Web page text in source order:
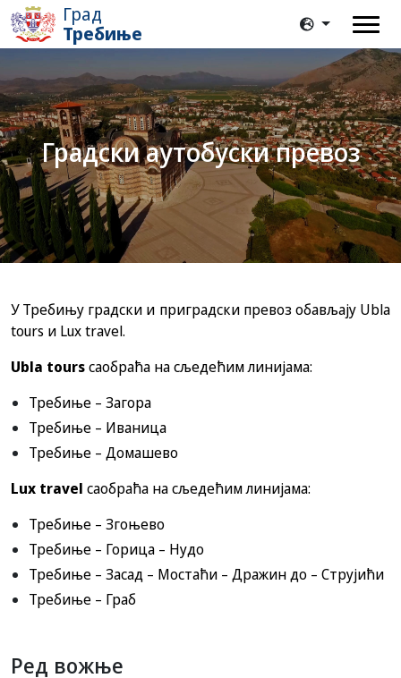
Град
Требиње
Градски аутобуски превоз
У Требињу градски и приградски превоз обављају Ubla
tours и Lux travel.
Ubla toursсаобраћа на сљедећим линијама:
Требиње – Загора
Требиње – Иваница
Требиње – Домашево
Lux travel саобраћа на сљедећим линијама:
Требиње – Згоњево
Требиње – Горица – Нудо
Требиње – Засад – Мостаћи – Дражин до – Струјићи
Требиње – Граб
Ред вожње